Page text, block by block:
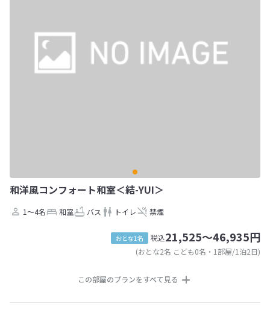
和洋風コンフォート和室＜結-YUI＞
1～4名 和室 バス トイレ 禁煙
おとな1名 税込21,525～46,935円
(おとな2名 こども0名・1部屋/1泊2日)
この部屋のプランをすべて見る